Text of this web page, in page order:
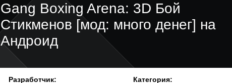
Gang Boxing Arena: 3D Бой
Стикменов [мод: много денег] на
Андроид
Разработчик:
Категория: